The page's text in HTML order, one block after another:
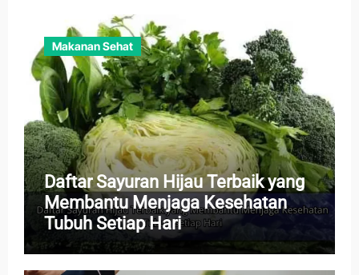
Makanan Sehat
Daftar Sayuran Hijau Terbaik yang
Membantu Menjaga Kesehatan
Tubuh Setiap Hari